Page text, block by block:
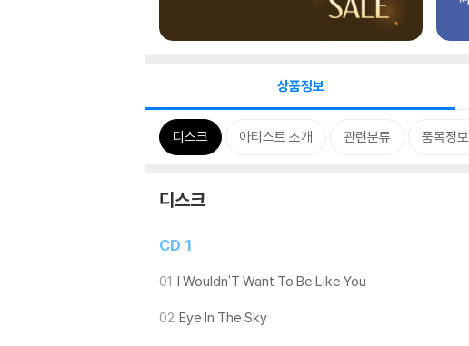
상품정보
디스크 아티스트 소개 관련분류 품목정보
디스크
CD 1
01 I Wouldn'T Want To Be Like You
02 Eye In The Sky